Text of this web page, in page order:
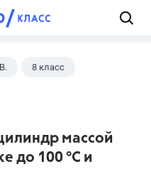
8 класс
массой
до 100 °С и